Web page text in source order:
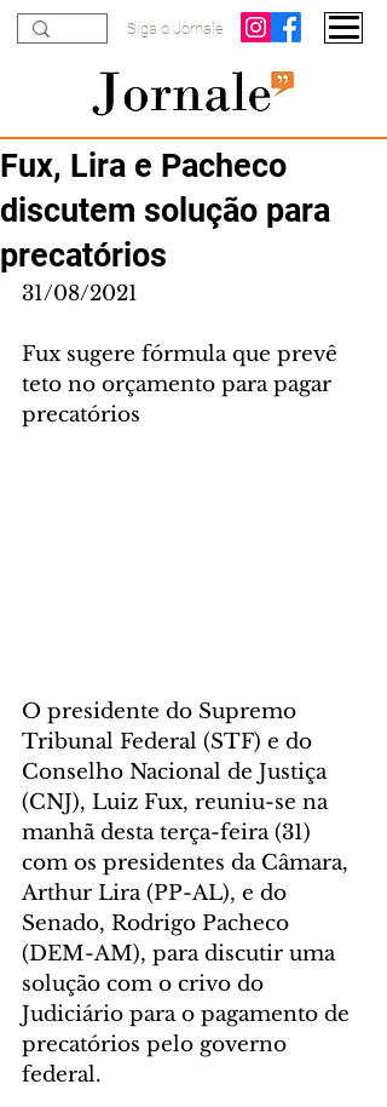
Siga o Jornale
Fux, Lira e Pacheco
discutem solução para
precatórios
31/08/2021
Fux sugere fórmula que prevê
teto no orçamento para pagar
precatórios
O presidente do Supremo
Tribunal Federal (STF) e do
Conselho Nacional de Justiça
(CNJ), Luiz Fux, reuniu-se na
manhã desta terça-feira (31)
com os presidentes da Câmara,
Arthur Lira (PP-AL), e do
Senado, Rodrigo Pacheco
(DEM-AM), para discutir uma
solução com o crivo do
Judiciário para o pagamento de
precatórios pelo governo
federal.